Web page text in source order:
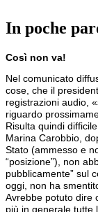
In poche
Così non va!
Nel comunicato
cose, che il
registrazioni audio,
riguardo
Risulta quindi
Marina Carobbio,
Stato (ammesso e
“posizione”), non
pubblicamente” sul
oggi, non ha
Avrebbe potuto dire
più in generale tutte